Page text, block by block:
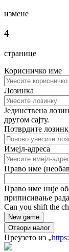
Корисничко име
Лозинка
Јединствена
другом сајту.
Потврдите
Имејл-адреса
Право име
Право име није
приписивање
Can you shift the
New game
Отвори налог
измене
4
странице
Преузето из „